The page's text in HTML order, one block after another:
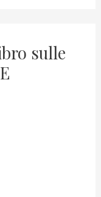
sulle